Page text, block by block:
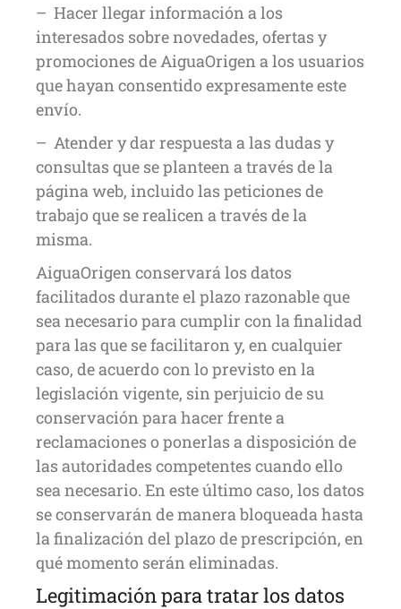
– Hacer llegar información a los
interesados sobre novedades, ofertas y
promociones de AiguaOrigen a los usuarios
que hayan consentido expresamente este
envío.
– Atender y dar respuesta a las dudas y
consultas que se planteen a través de la
página web, incluido las peticiones de
trabajo que se realicen a través de la
misma.
AiguaOrigen conservará los datos
facilitados durante el plazo razonable que
sea necesario para cumplir con la finalidad
para las que se facilitaron y, en cualquier
caso, de acuerdo con lo previsto en la
legislación vigente, sin perjuicio de su
conservación para hacer frente a
reclamaciones o ponerlas a disposición de
las autoridades competentes cuando ello
sea necesario. En este último caso, los datos
se conservarán de manera bloqueada hasta
la finalización del plazo de prescripción, en
qué momento serán eliminadas.
Legitimación para tratar los datos